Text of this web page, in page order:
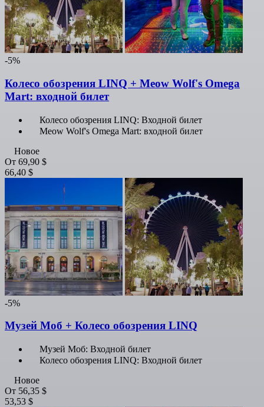
-5%
Колесо обозрения LINQ + Meow Wolf's Omega
Mart: входной билет
Колесо обозрения LINQ: Входной билет
Meow Wolf's Omega Mart: входной билет
Новое
От 69,90 $
66,40 $
-5%
Музей Моб + Колесо обозрения LINQ
Музей Моб: Входной билет
Колесо обозрения LINQ: Входной билет
Новое
От 56,35 $
53,53 $